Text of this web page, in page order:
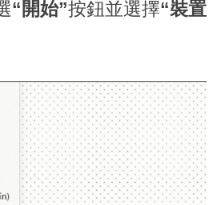
“開始”按鈕並選擇“裝置